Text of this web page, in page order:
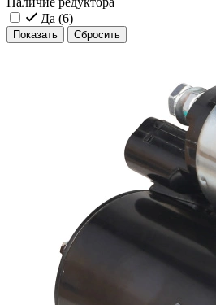
Да (6)